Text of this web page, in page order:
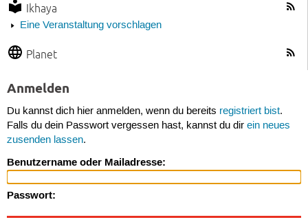
Ikhaya
Eine Veranstaltung vorschlagen
Planet
Anmelden
Du kannst dich hier anmelden, wenn du bereits registriert bist.
Falls du dein Passwort vergessen hast, kannst du dir ein neues
zusenden lassen.
Benutzername oder Mailadresse:
Passwort: